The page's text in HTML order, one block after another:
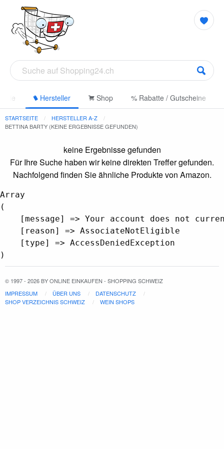
Hersteller Shop % Rabatte / Gutscheine
STARTSEITE
HERSTELLER A-Z
BETTINA BARTY (KEINE ERGEBNISSE GEFUNDEN)
keine Ergebnisse gefunden
Für Ihre Suche haben wir keine direkten Treffer gefunden.
Nachfolgend finden Sie ähnliche Produkte von Amazon.
Array
(
[message] => Your account does not
    [reason] => AssociateNotEligible
    [type] => AccessDeniedException
© 1997 - 2026 BY ONLINE EINKAUFEN - SHOPPING SCHWEIZ
IMPRESSUM
ÜBER UNS
DATENSCHUTZ
SHOP VERZEICHNIS SCHWEIZ
WEIN SHOPS